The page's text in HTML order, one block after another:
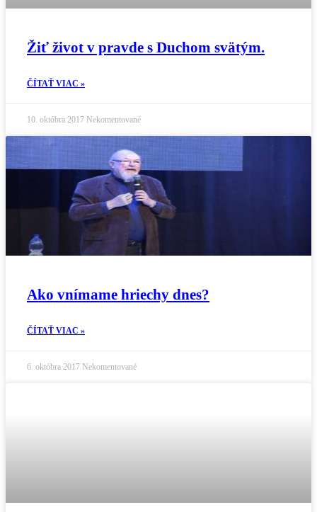
Žiť život v pravde s Duchom svätým.
ČÍTAŤ VIAC »
10. októbra 2017 Nekomentované
Ako vnímame hriechy dnes?
ČÍTAŤ VIAC »
6. októbra 2017 Nekomentované